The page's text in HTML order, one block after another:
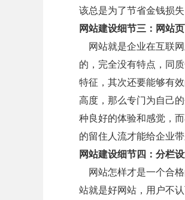
该总是为了节省金钱损
网站建设细节三：网站
网站就是企业在互联网
的，完全没有特点，同
特征，其次还要能够有
高度，那么专门为自己
种良好的体验和感觉，
的留住人流才能给企业带
网站建设细节四：分栏
网站怎样才是一个合格
站就是好网站，用户不